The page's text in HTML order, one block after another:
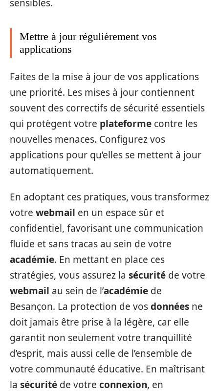
sensibles.
Mettre à jour régulièrement vos
applications
Faites de la mise à jour de vos applications
une priorité. Les mises à jour contiennent
souvent des correctifs de sécurité essentiels
qui protègent votre plateforme contre les
nouvelles menaces. Configurez vos
applications pour qu’elles se mettent à jour
automatiquement.
En adoptant ces pratiques, vous transformez
votre webmail en un espace sûr et
confidentiel, favorisant une communication
fluide et sans tracas au sein de votre
académie. En mettant en place ces
stratégies, vous assurez la sécurité de votre
webmail au sein de l’académie de
Besançon. La protection de vosdonnées ne
doit jamais être prise à la légère, car elle
garantit non seulement votre tranquillité
d’esprit, mais aussi celle de l’ensemble de
votre communauté éducative. En maîtrisant
la sécurité de votre connexion, en